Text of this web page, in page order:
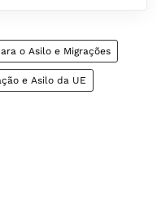
o Asilo e Migrações
e Asilo da UE